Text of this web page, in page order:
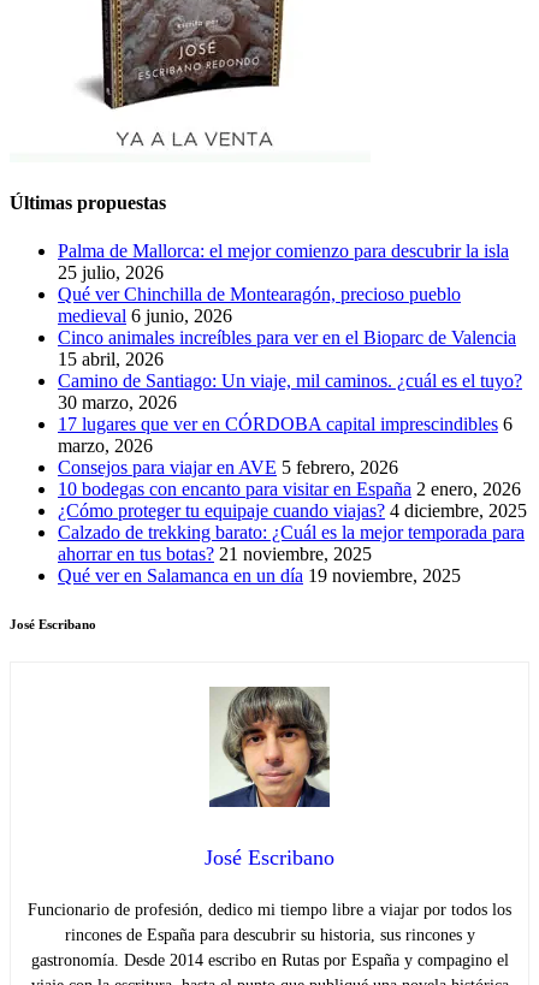
Últimas propuestas
Palma de Mallorca: el mejor comienzo para descubrir la isla
25 julio, 2026
Qué ver Chinchilla de Montearagón, precioso pueblo
medieval 6 junio, 2026
Cinco animales increíbles para ver en el Bioparc de Valencia
15 abril, 2026
Camino de Santiago: Un viaje, mil caminos. ¿cuál es el tuyo?
30 marzo, 2026
17 lugares que ver en CÓRDOBA capital imprescindibles 6
marzo, 2026
Consejos para viajar en AVE 5 febrero, 2026
10 bodegas con encanto para visitar en España 2 enero, 2026
¿Cómo proteger tu equipaje cuando viajas? 4 diciembre, 2025
Calzado de trekking barato: ¿Cuál es la mejor temporada para
ahorrar en tus botas? 21 noviembre, 2025
Qué ver en Salamanca en un día 19 noviembre, 2025
José Escribano
José Escribano
Funcionario de profesión, dedico mi tiempo libre a viajar por todos los
rincones de España para descubrir su historia, sus rincones y
gastronomía. Desde 2014 escribo en Rutas por España y compagino el